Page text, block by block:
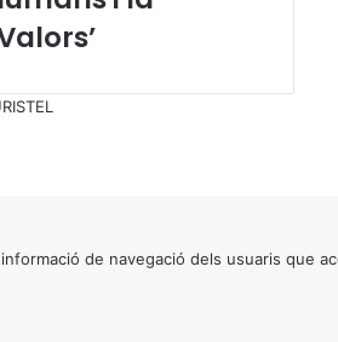
de navegació dels usuaris que